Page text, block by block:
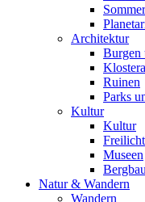
Architektur
Burgen
Ruinen
Parks
Kultur
Kultur
Museen
Bergbau
Natur & Wandern
Wandern